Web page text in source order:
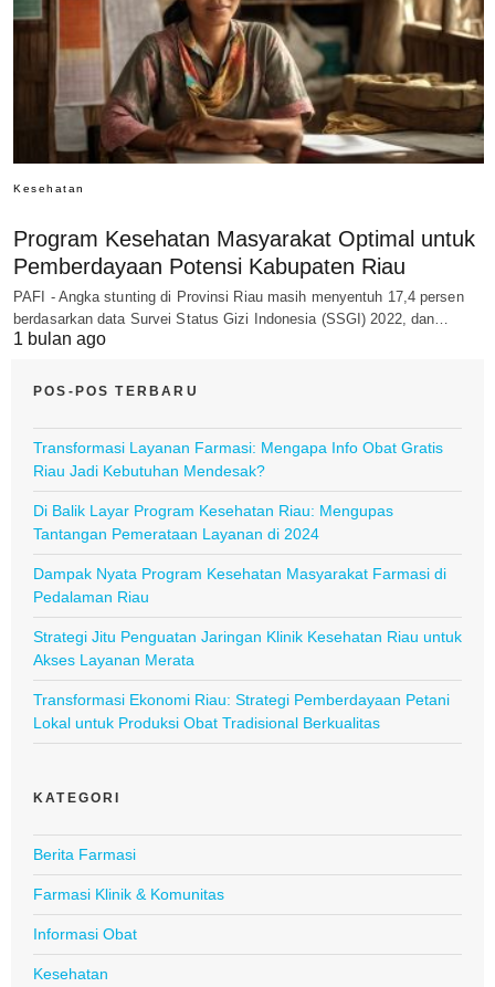
Kesehatan
Program Kesehatan Masyarakat Optimal untuk
Pemberdayaan Potensi Kabupaten Riau
PAFI - Angka stunting di Provinsi Riau masih menyentuh 17,4 persen
berdasarkan data Survei Status Gizi Indonesia (SSGI) 2022, dan…
1 bulan ago
POS-POS TERBARU
Transformasi Layanan Farmasi: Mengapa Info Obat Gratis
Riau Jadi Kebutuhan Mendesak?
Di Balik Layar Program Kesehatan Riau: Mengupas
Tantangan Pemerataan Layanan di 2024
Dampak Nyata Program Kesehatan Masyarakat Farmasi di
Pedalaman Riau
Strategi Jitu Penguatan Jaringan Klinik Kesehatan Riau untuk
Akses Layanan Merata
Transformasi Ekonomi Riau: Strategi Pemberdayaan Petani
Lokal untuk Produksi Obat Tradisional Berkualitas
KATEGORI
Berita Farmasi
Farmasi Klinik & Komunitas
Informasi Obat
Kesehatan